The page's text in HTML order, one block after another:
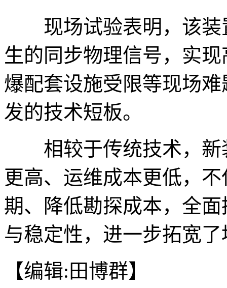
现场试验表明，该装
生的同步物理信号，实
爆配套设施受限等现场
发的技术短板。
相较于传统技术，新
更高、运维成本更低，
期、降低勘探成本，全
与稳定性，进一步拓宽
【编辑:田博群】